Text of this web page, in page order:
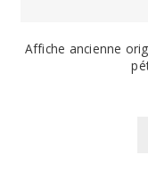
Affiche ancienne